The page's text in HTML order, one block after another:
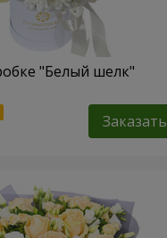
"Белый шелк"
Заказать